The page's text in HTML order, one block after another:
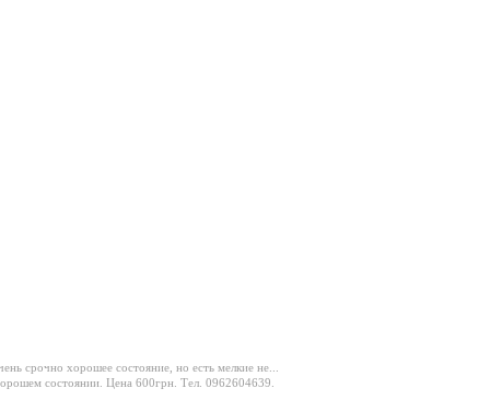
срочно хорошее состояние, но есть мелкие не...
состоянии. Цена 600грн. Тел. 0962604639.